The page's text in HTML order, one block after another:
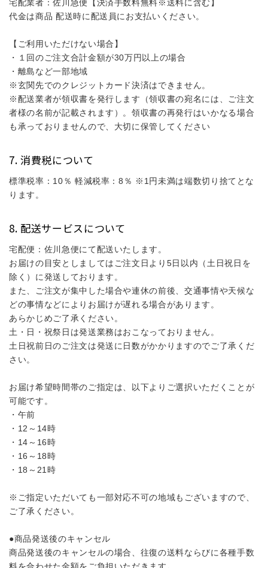
宅配業者：佐川急便【決済手数料無料※送料に含む】
代金は商品 配送時に配送員にお支払いください。
【ご利用いただけない場合】
・１回のご注文合計金額が30万円以上の場合
・離島など一部地域
※玄関先でのクレジットカード決済はできません。
※配送業者が領収書を発行します（領収書の宛名には、ご注文
者様の名前が記載されます）。領収書の再発行はいかなる場合
も承っておりませんので、大切に保管してください
消費税について
標準税率：10％ 軽減税率：8％ ※1円未満は端数切り捨てとな
ります。
配送サービスについて
宅配便：佐川急便にて配送いたします。
お届けの目安としましてはご注文日より5日以内（土日祝日を
除く）に発送しております。
また、ご注文が集中した場合や連休の前後、交通事情や天候な
どの事情などによりお届けが遅れる場合があります。
あらかじめご了承ください。
土・日・祝祭日は発送業務はおこなっておりません。
土日祝前日のご注文は発送に日数がかかりますのでご了承くだ
さい。
お届け希望時間帯のご指定は、以下よりご選択いただくことが
可能です。
・午前
・12～14時
・14～16時
・16～18時
・18～21時
※ご指定いただいても一部対応不可の地域もございますので、
ご了承ください。
●商品発送後のキャンセル
商品発送後のキャンセルの場合、往復の送料ならびに各種手数